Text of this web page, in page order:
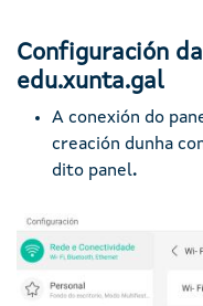
Configuración
edu.xunta.gal
A conexión do
creación dunha
dito panel.
Imaxe